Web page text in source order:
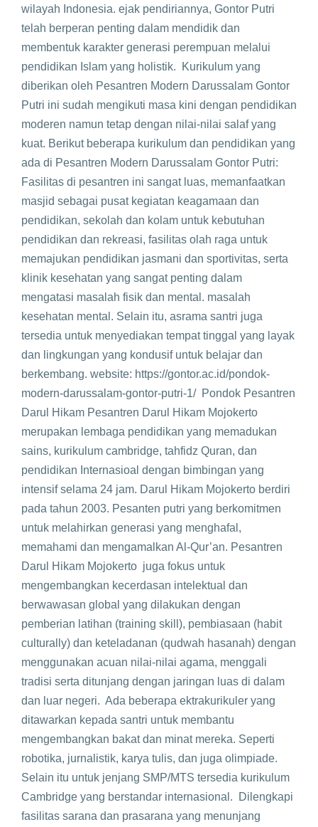
wilayah Indonesia. ejak pendiriannya, Gontor Putri
telah berperan penting dalam mendidik dan
membentuk karakter generasi perempuan melalui
pendidikan Islam yang holistik. Kurikulum yang
diberikan oleh Pesantren Modern Darussalam Gontor
Putri ini sudah mengikuti masa kini dengan pendidikan
moderen namun tetap dengan nilai-nilai salaf yang
kuat. Berikut beberapa kurikulum dan pendidikan yang
ada di Pesantren Modern Darussalam Gontor Putri:
Fasilitas di pesantren ini sangat luas, memanfaatkan
masjid sebagai pusat kegiatan keagamaan dan
pendidikan, sekolah dan kolam untuk kebutuhan
pendidikan dan rekreasi, fasilitas olah raga untuk
memajukan pendidikan jasmani dan sportivitas, serta
klinik kesehatan yang sangat penting dalam
mengatasi masalah fisik dan mental. masalah
kesehatan mental. Selain itu, asrama santri juga
tersedia untuk menyediakan tempat tinggal yang layak
dan lingkungan yang kondusif untuk belajar dan
berkembang. website: https://gontor.ac.id/pondok-
modern-darussalam-gontor-putri-1/ Pondok Pesantren
Darul Hikam Pesantren Darul Hikam Mojokerto
merupakan lembaga pendidikan yang memadukan
sains, kurikulum cambridge, tahfidz Quran, dan
pendidikan Internasioal dengan bimbingan yang
intensif selama 24 jam. Darul Hikam Mojokerto berdiri
pada tahun 2003. Pesanten putri yang berkomitmen
untuk melahirkan generasi yang menghafal,
memahami dan mengamalkan Al-Qur’an. Pesantren
Darul Hikam Mojokerto juga fokus untuk
mengembangkan kecerdasan intelektual dan
berwawasan global yang dilakukan dengan
pemberian latihan (training skill), pembiasaan (habit
culturally) dan keteladanan (qudwah hasanah) dengan
menggunakan acuan nilai-nilai agama, menggali
tradisi serta ditunjang dengan jaringan luas di dalam
dan luar negeri. Ada beberapa ektrakurikuler yang
ditawarkan kepada santri untuk membantu
mengembangkan bakat dan minat mereka. Seperti
robotika, jurnalistik, karya tulis, dan juga olimpiade.
Selain itu untuk jenjang SMP/MTS tersedia kurikulum
Cambridge yang berstandar internasional. Dilengkapi
fasilitas sarana dan prasarana yang menunjang